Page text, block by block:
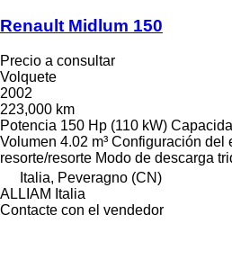
Renault Midlum 150
Precio a consultar
Volquete
2002
223,000 km
Potencia 150 Hp (110 kW)
Volumen 4.02 m³ Configuración del
resorte/resorte Modo de descarga
Italia, Peveragno (CN)
ALLIAM Italia
Contacte con el vendedor